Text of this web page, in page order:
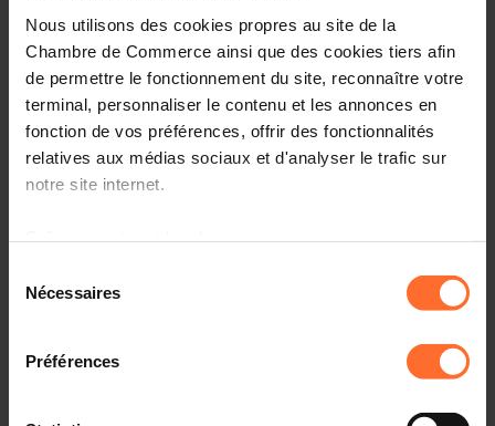
Nous utilisons des cookies propres au site de la
Chambre de Commerce ainsi que des cookies tiers afin
de permettre le fonctionnement du site, reconnaître votre
terminal, personnaliser le contenu et les annonces en
fonction de vos préférences, offrir des fonctionnalités
relatives aux médias sociaux et d'analyser le trafic sur
notre site internet.
à l’exception des cookies strictement nécessaires au
fonctionnement du site. Une description des différents
cookies est accessible sous l’onglet « Détails » ci-
dessus.
Nécessaires
Préférences
Data Governance Act
(règlement sur la gouvernance des
Le Data Governance Act est applicable depuis septembre
2023. Il vise notamment à augmenter le nombre de